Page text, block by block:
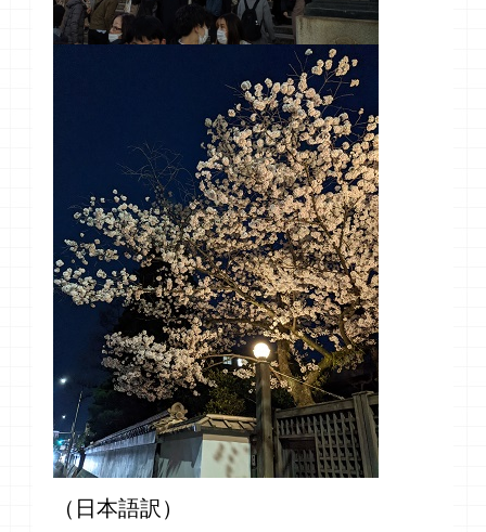
（日本語訳）